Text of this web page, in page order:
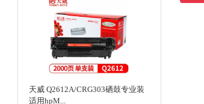
天威 Q2612A/CRG303硒鼓专业装
适用hpM...